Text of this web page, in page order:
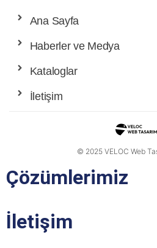
Ana Sayfa
Haberler ve Medya
Kataloglar
İletişim
© 2025 VELOC Web
Çözümlerimiz
İletişim